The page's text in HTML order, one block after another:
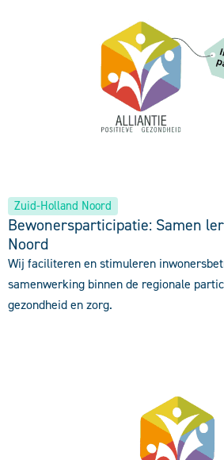
Zuid-Holland Noord
Bewonersparticipatie: Samen
Noord
Wij faciliteren en stimuleren
samenwerking binnen de regionale
gezondheid en zorg.